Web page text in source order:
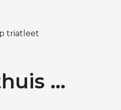
triatleet
…